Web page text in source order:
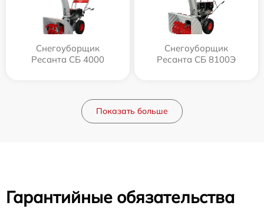
Снегоуборщик
Ресанта СБ 4000
Снегоуборщик
Ресанта СБ 8100Э
Показать больше
Гарантийные обязательства